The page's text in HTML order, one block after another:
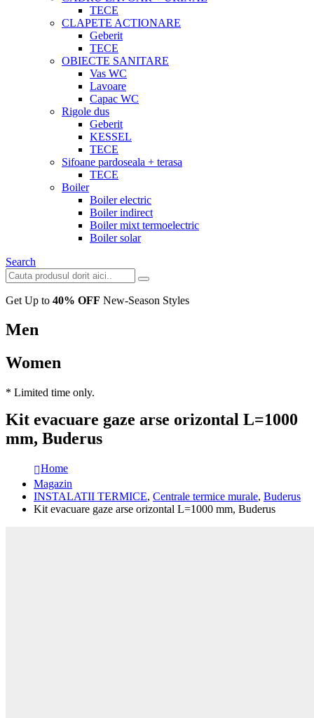
TECE
CLAPETE ACTIONARE
Geberit
TECE
OBIECTE SANITARE
Vas WC
Lavoare
Capac WC
Rigole dus
Geberit
KESSEL
TECE
Sifoane pardoseala + terasa
TECE
Boiler
Boiler electric
Boiler indirect
Boiler mixt termoelectric
Boiler solar
Search
Get Up to 40% OFF New-Season Styles
Men
Women
* Limited time only.
Kit evacuare gaze arse orizontal L=1000
mm, Buderus
Home
Magazin
INSTALATII TERMICE, Centrale termice murale, Buderus
Kit evacuare gaze arse orizontal L=1000 mm, Buderus